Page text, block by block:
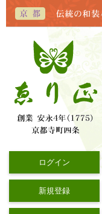
ログイン
新規登録